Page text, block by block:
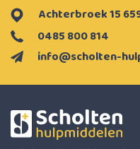
info@scholten-
0485 800 814
Achterbroek 15